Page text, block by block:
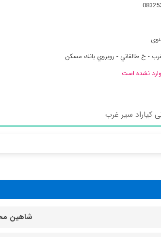
غرب - خ طالقاني - روبروي بانك مسكن
نشده است
كياراد سير غرب
شاهین